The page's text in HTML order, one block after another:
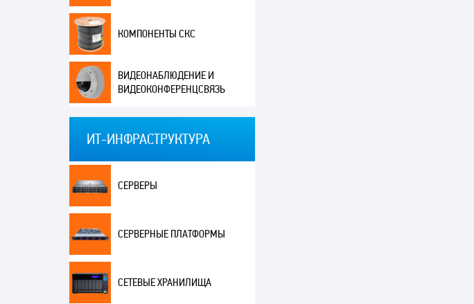
КОМПОНЕНТЫ СКС
ВИДЕОНАБЛЮДЕНИЕ И
ВИДЕОКОНФЕРЕНЦСВЯЗЬ
ИТ-ИНФРАСТРУКТУРА
СЕРВЕРЫ
СЕРВЕРНЫЕ ПЛАТФОРМЫ
СЕТЕВЫЕ ХРАНИЛИЩА